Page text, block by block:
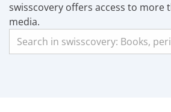
swisscovery offers access to more
media.